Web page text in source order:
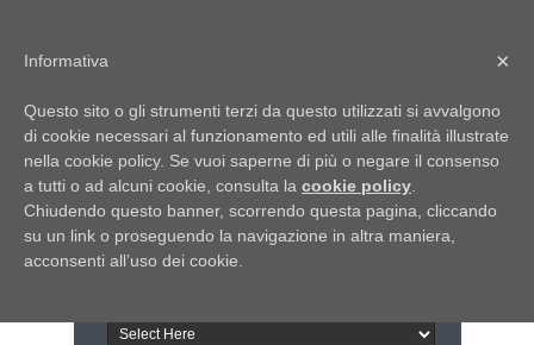
Italia Notizie
Giornale di Basilicata
Giornale di Puglia
INFORMAPUGLIA
Il portale n.1 del lavoro
in Puglia
×
Informativa
Questo sito o gli strumenti terzi da questo utilizzati si avvalgono
di cookie necessari al funzionamento ed utili alle finalità illustrate
nella cookie policy. Se vuoi saperne di più o negare il consenso
a tutti o ad alcuni cookie, consulta la cookie policy
Chiudendo questo banner, scorrendo questa pagina, cliccando
su un link o proseguendo la navigazione in altra maniera,
acconsenti all’uso dei cookie.